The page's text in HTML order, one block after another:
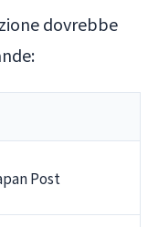
dovrebbe
Post